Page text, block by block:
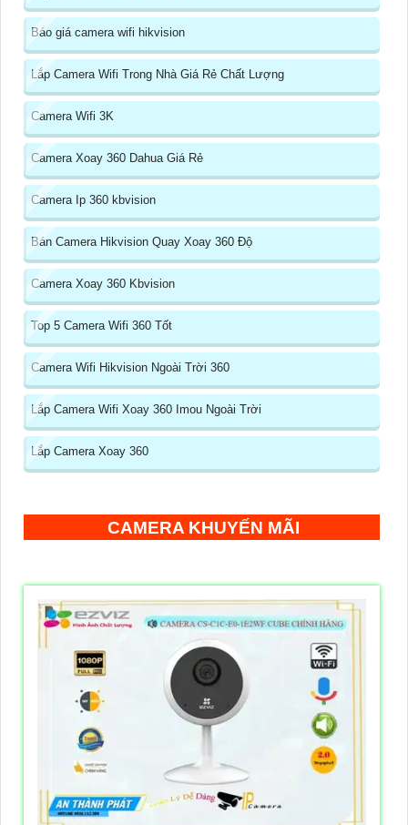
Báo giá camera wifi hikvision
Lắp Camera Wifi Trong Nhà Giá Rẻ Chất Lượng
Camera Wifi 3K
Camera Xoay 360 Dahua Giá Rẻ
Camera Ip 360 kbvision
Bán Camera Hikvision Quay Xoay 360 Độ
Camera Xoay 360 Kbvision
Top 5 Camera Wifi 360 Tốt
Camera Wifi Hikvision Ngoài Trời 360
Lắp Camera Wifi Xoay 360 Imou Ngoài Trời
Lắp Camera Xoay 360
CAMERA KHUYẾN MÃI